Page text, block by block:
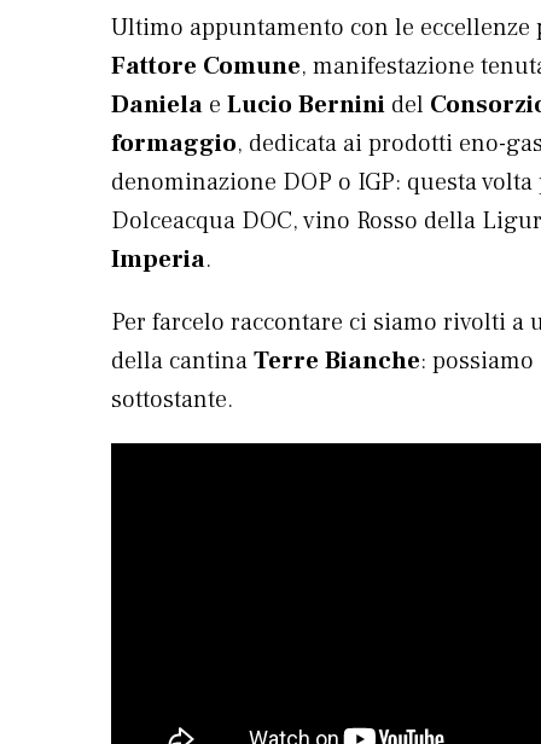
Ultimo appuntamento con le
Fattore Comune, manifestazione
Daniela e Lucio Bernini del
formaggio, dedicata ai prodotti eno-
denominazione DOP o IGP: questa
Dolceacqua DOC, vino Rosso della
Imperia.
Per farcelo raccontare ci siamo rivolti
della cantinaTerre Bianche:
sottostante.